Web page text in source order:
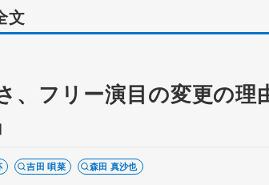
文
、フリー演目の変更の
吉田 唄菜 森田 真沙也